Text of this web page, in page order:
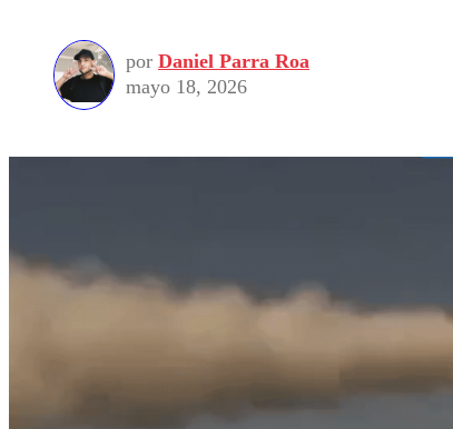
por Daniel Parra Roa
mayo 18, 2026